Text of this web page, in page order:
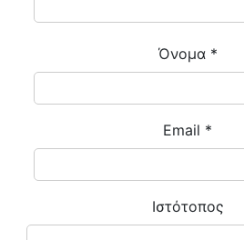
Όνομα *
Email *
Ιστότοπος